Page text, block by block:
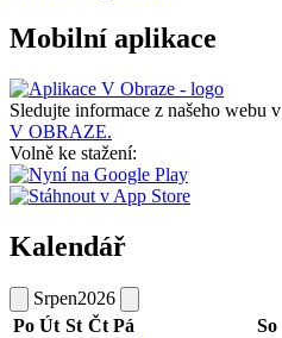
Mobilní aplikace
Sledujte informace z našeho webu v
V OBRAZE.
Volně ke stažení:
Kalendář
Srpen2026
Po Út St Čt Pá So